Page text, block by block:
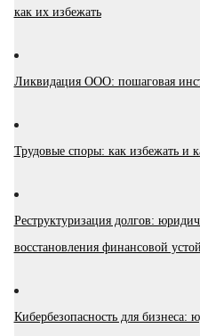
как их избежать
Ликвидация ООО: пошаговая
Трудовые споры: как избежать и
Реструктуризация долгов:
восстановления финансовой
Кибербезопасность для бизнеса: